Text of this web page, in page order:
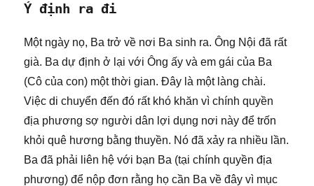
Ý định ra đi
Một ngày nọ, Ba trở về nơi Ba sinh ra. Ông Nội đã rất
già. Ba dự định ở lại với Ông ấy và em gái của Ba
(Cô của con) một thời gian. Đây là một làng chài.
Việc di chuyển đến đó rất khó khăn vì chính quyền
địa phương sợ người dân lợi dụng nơi này để trốn
khỏi quê hương bằng thuyền. Nó đã xảy ra nhiều lần.
Ba đã phải liên hệ với bạn Ba (tại chính quyền địa
phương) để nộp đơn rằng họ cần Ba về đây vì mục